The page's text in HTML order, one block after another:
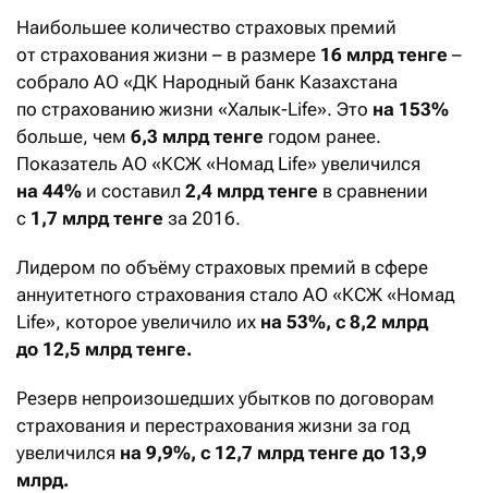
Наибольшее количество страховых премий
от страхования жизни – в размере 16 млрд тенге –
собрало АО «ДК Народный банк Казахстана
по страхованию жизни «Халык-Life». Это на 153%
больше, чем 6,3 млрд тенге годом ранее.
Показатель АО «КСЖ «Номад Life» увеличился
на 44% и составил 2,4 млрд тенге в сравнении
с 1,7 млрд тенге за 2016.
Лидером по объёму страховых премий в сфере
аннуитетного страхования стало АО «КСЖ «Номад
Life», которое увеличило их на 53%, с 8,2 млрд
до 12,5 млрд тенге.
Резерв непроизошедших убытков по договорам
страхования и перестрахования жизни за год
увеличился на 9,9%, с 12,7 млрд тенге до 13,9
млрд.